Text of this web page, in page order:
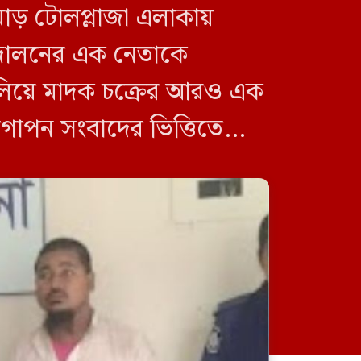
জুলাই গণঅভ্যুত্থান দিবস উপলক্ষে
শেরপুরে বিএনপির আলোচনা সভা
টোলপ্লাজা এলাকায়
এক নেতাকে
মাদক চক্রের আরও এক
সংবাদের ভিত্তিতে